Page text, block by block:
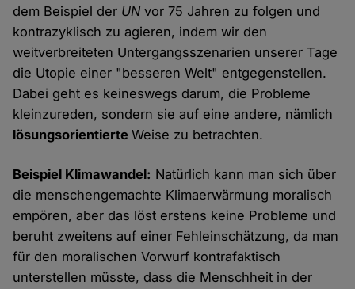
dem Beispiel der UN vor 75 Jahren zu folgen und
kontrazyklisch zu agieren, indem wir den
weitverbreiteten Untergangsszenarien unserer Tage
die Utopie einer "besseren Welt" entgegenstellen.
Dabei geht es keineswegs darum, die Probleme
kleinzureden, sondern sie auf eine andere, nämlich
lösungsorientierteWeise zu betrachten.
Beispiel Klimawandel: Natürlich kann man sich über
die menschengemachte Klimaerwärmung moralisch
empören, aber das löst erstens keine Probleme und
beruht zweitens auf einer Fehleinschätzung, da man
für den moralischen Vorwurf kontrafaktisch
unterstellen müsste, dass die Menschheit in der